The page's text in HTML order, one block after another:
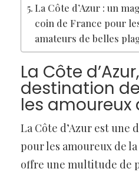
La Côte d’Azur : un
coin de France pour
amateurs de belles
La Côte
destination
les amoureux
La Côte d’Azur est une
pour les amoureux de
offre une multitude de